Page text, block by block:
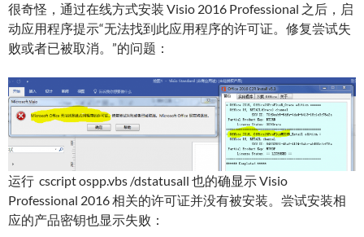
很奇怪，通过在线方式安装 Visio 2016 Professional 之后，启
动应用程序提示“无法找到此应用程序的许可证。修复尝试失
败或者已被取消。”的问题：
运行 cscript ospp.vbs /dstatusall 也的确显示 Visio
Professional 2016 相关的许可证并没有被安装。尝试安装相
应的产品密钥也显示失败：